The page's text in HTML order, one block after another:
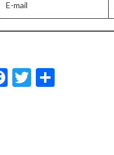
E-mail
F
ac
T
w